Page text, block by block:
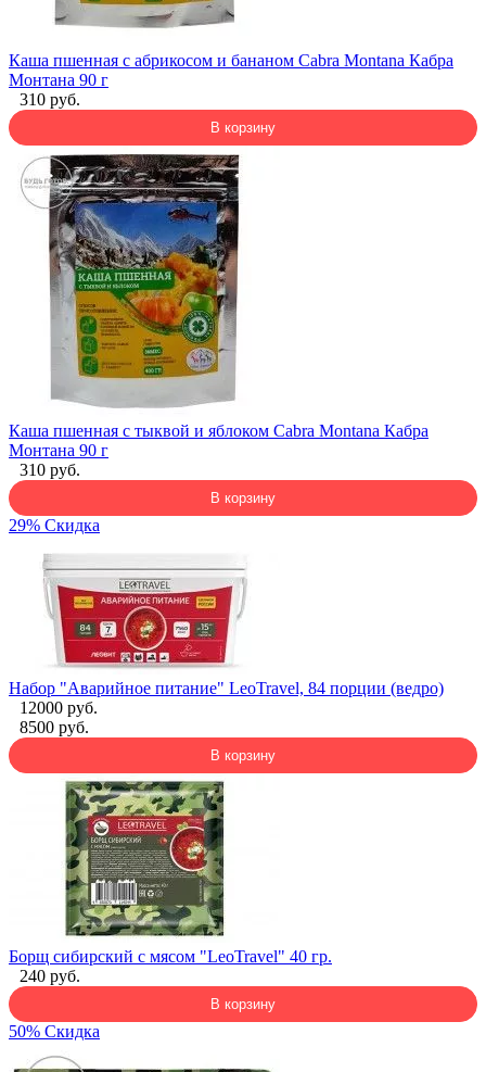
Каша пшенная с абрикосом и бананом Cabra Montana Кабра
Монтана 90 г
310 руб.
В корзину
Каша пшенная с тыквой и яблоком Cabra Montana Кабра
Монтана 90 г
310 руб.
В корзину
29% Скидка
Набор "Аварийное питание" LeoTravel, 84 порции (ведро)
12000 руб.
8500 руб.
В корзину
Борщ сибирский с мясом "LeoTravel" 40 гр.
240 руб.
В корзину
50% Скидка